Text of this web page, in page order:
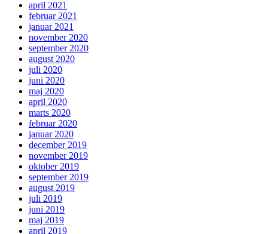
april 2021
februar 2021
januar 2021
november 2020
september 2020
august 2020
juli 2020
juni 2020
maj 2020
april 2020
marts 2020
februar 2020
januar 2020
december 2019
november 2019
oktober 2019
september 2019
august 2019
juli 2019
juni 2019
maj 2019
april 2019